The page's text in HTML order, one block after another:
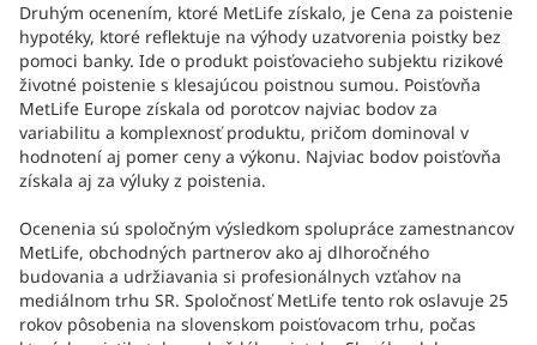
Druhým ocenením, ktoré MetLife získalo, je Cena za poistenie
hypotéky, ktoré reflektuje na výhody uzatvorenia poistky bez
pomoci banky. Ide o produkt poisťovacieho subjektu rizikové
životné poistenie s klesajúcou poistnou sumou. Poisťovňa
MetLife Europe získala od porotcov najviac bodov za
variabilitu a komplexnosť produktu, pričom dominoval v
hodnotení aj pomer ceny a výkonu. Najviac bodov poisťovňa
získala aj za výluky z poistenia.
Ocenenia sú spoločným výsledkom spolupráce zamestnancov
MetLife, obchodných partnerov ako aj dlhoročného
budovania a udržiavania si profesionálnych vzťahov na
mediálnom trhu SR. Spoločnosť MetLife tento rok oslavuje 25
rokov pôsobenia na slovenskom poisťovacom trhu, počas